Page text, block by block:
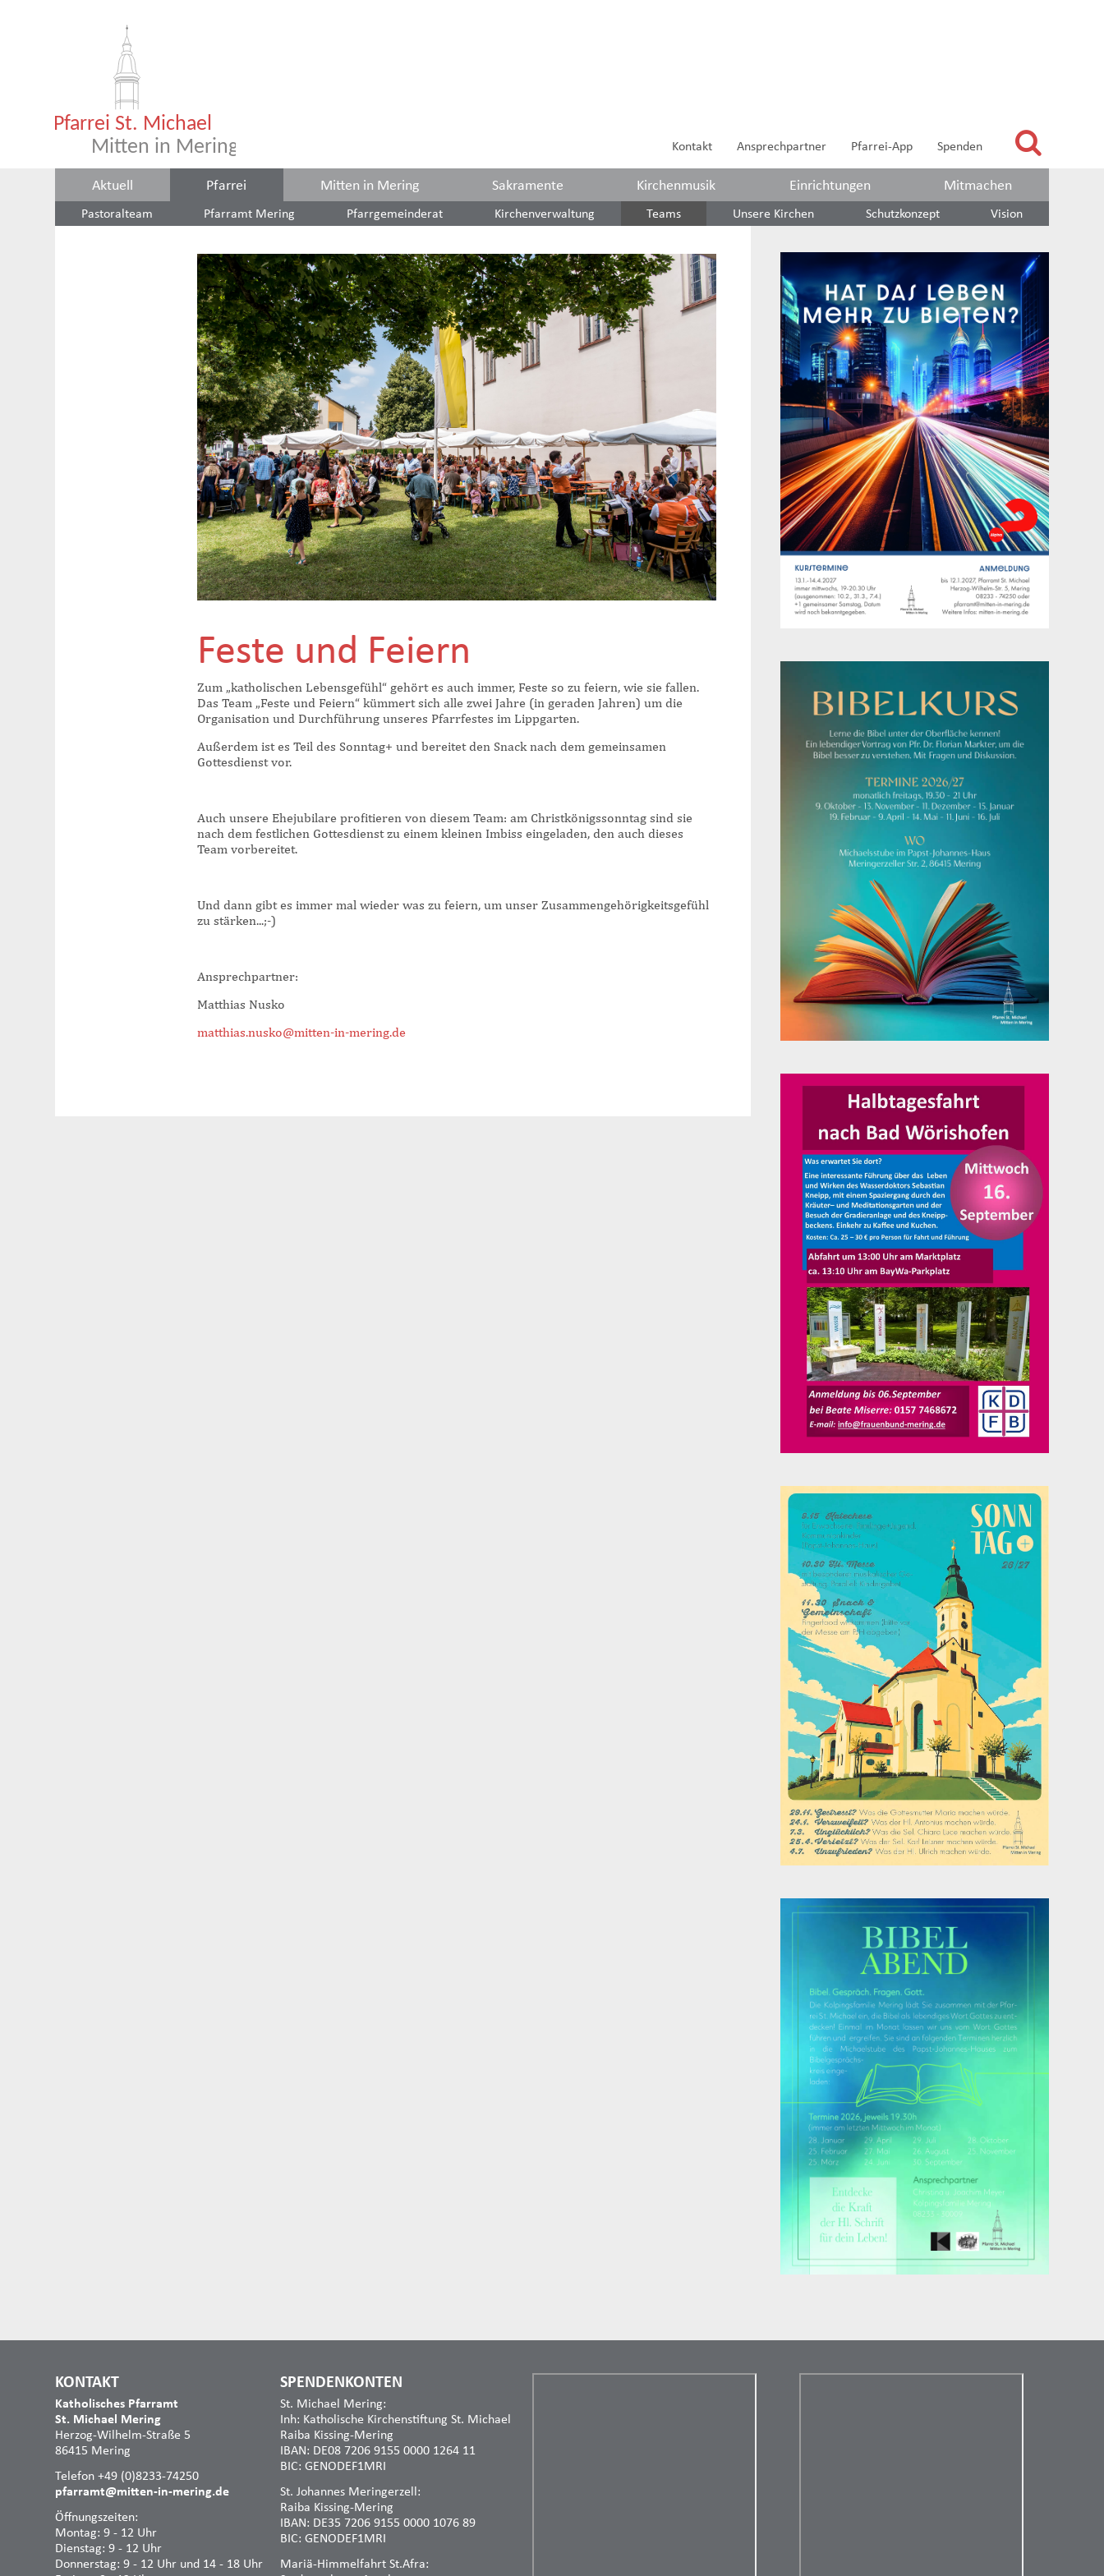
Kontakt Ansprechpartner Pfarrei-App Spenden
Aktuell Pfarrei Mitten in Mering Sakramente Kirchenmusik Einrichtungen Mitmachen
Pastoralteam Pfarramt Mering Pfarrgemeinderat Kirchenverwaltung Teams Unsere Kirchen Schutzkonzept Vision
Feste und Feiern
Zum „katholischen Lebensgefühl“ gehört es auch immer, Feste so zu feiern, wie sie fallen.
Das Team „Feste und Feiern“ kümmert sich alle zwei Jahre (in geraden Jahren) um die
Organisation und Durchführung unseres Pfarrfestes im Lippgarten.
Außerdem ist es Teil des Sonntag+ und bereitet den Snack nach dem gemeinsamen
Gottesdienst vor.
Auch unsere Ehejubilare profitieren von diesem Team: am Christkönigssonntag sind sie
nach dem festlichen Gottesdienst zu einem kleinen Imbiss eingeladen, den auch dieses
Team vorbereitet.
Und dann gibt es immer mal wieder was zu feiern, um unser Zusammengehörigkeitsgefühl
zu stärken...;-)
Ansprechpartner:
Matthias Nusko
matthias.nusko@mitten-in-mering.de
KONTAKT
Katholisches Pfarramt
St. Michael Mering
Herzog-Wilhelm-Straße 5
86415 Mering
Telefon +49 (0)8233-74250
pfarramt@mitten-in-mering.de
Öffnungszeiten:
Montag: 9 - 12 Uhr
Dienstag: 9 - 12 Uhr
Donnerstag: 9 - 12 Uhr und 14 - 18 Uhr
SPENDENKONTEN
St. Michael Mering:
Inh: Katholische Kirchenstiftung St. Michael
Raiba Kissing-Mering
IBAN: DE08 7206 9155 0000 1264 11
BIC: GENODEF1MRI
St. Johannes Meringerzell:
Raiba Kissing-Mering
IBAN: DE35 7206 9155 0000 1076 89
BIC: GENODEF1MRI
Mariä-Himmelfahrt St.Afra: